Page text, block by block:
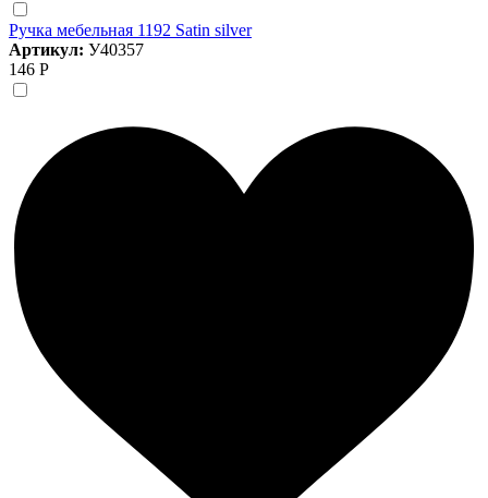
Ручка мебельная 1192 Satin silver
Артикул: У40357
146 Р